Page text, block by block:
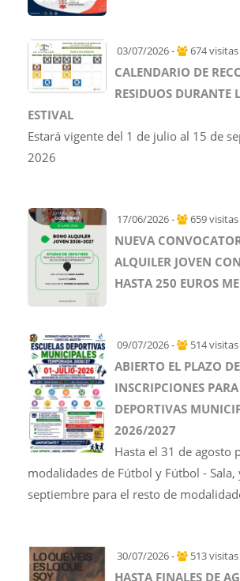
03/07/2026 - 674 visitas
CALENDARIO DE
RESIDUOS DURANTE
ESTIVAL
Estará vigente del 1 de julio al 15 de
2026
17/06/2026 - 659 visitas
NUEVA
ALQUILER JOVEN
HASTA 250 EUROS
09/07/2026 - 514 visitas
ABIERTO EL PLAZO DE
INSCRIPCIONES PARA
DEPORTIVAS
2026/2027
Hasta el 31 de agosto
modalidades de Fútbol y Fútbol - Sala,
septiembre para el resto de
30/07/2026 - 513 visitas
HASTA FINALES DE